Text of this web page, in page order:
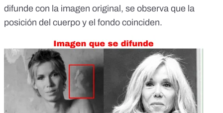
difunde con la imagen original, se observa que la
posición del cuerpo y el fondo coinciden.